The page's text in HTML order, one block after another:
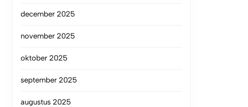
december 2025
november 2025
oktober 2025
september 2025
augustus 2025